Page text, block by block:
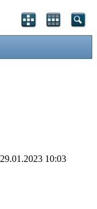
29.01.2023 10:03